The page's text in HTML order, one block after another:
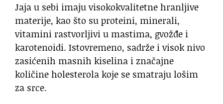
Jaja u sebi imaju visokokvalitetne hranljive
materije, kao što su proteini, minerali,
vitamini rastvorljivi u mastima, gvožđe i
karotenoidi. Istovremeno, sadrže i visok nivo
zasićenih masnih kiselina i značajne
količine holesterola koje se smatraju lošim
za srce.